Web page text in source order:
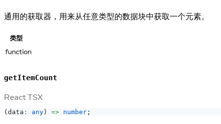
通用的获取器，用来从任意类型的数据块中获取一个元素。
类型
function
getItemCount
React TSX
(data : any) => number ;